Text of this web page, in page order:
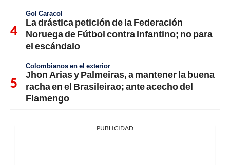
Gol Caracol
La drástica petición de la Federación
Noruega de Fútbol contra Infantino; no para
el escándalo
Colombianos en el exterior
Jhon Arias y Palmeiras, a mantener la buena
racha en el Brasileirao; ante acecho del
Flamengo
PUBLICIDAD